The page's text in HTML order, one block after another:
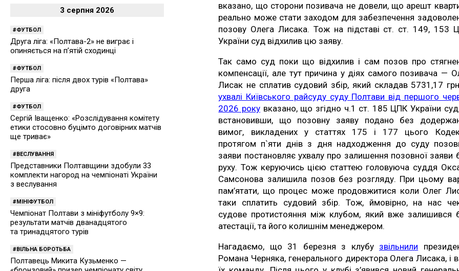
вказано, що сторони позивача не довели, що арешт
реально може стати заходом для забезпечення
позову Олега Лисака. Тож на підставі ст. ст. 149, 153
України суд відхилив цю заяву.
Так само суд поки що відхилив і сам позов про
компенсації, але тут причина у діях самого позивача —
Лисак не сплатив судовий збір, який складав 5731,17
ухвалі Київського райсуду суду Полтави від першого
2026 року вказано, що згідно ч.1 ст. 185 ЦПК України
встановивши, що позовну заяву подано без
вимог, викладених у статтях 175 і 177 цього
протягом п`яти днів з дня надходження до суду
заяви постановляє ухвалу про залишення позовної заяви
руху. Тож керуючись цією статтею головуюча суддя
Самсонова залишила позов без розгляду. При цьому
пам’ятати, що процес може продовжитися коли Олег
таки сплатить судовий збір. Тож, ймовірно, на нас
судове протистояння між клубом, який вже залишився
атестації, та його колишнім менеджером.
Нагадаємо, що 31 березня з клубу звільнили
Романа Черняка, генерального директора Олега Лисака, і
3 серпня 2026
ФУТБОЛ
Друга ліга: «Полтава-2» не виграє і
опиняється на п’ятій сходинці
ФУТБОЛ
Перша ліга: після двох турів «Полтава»
друга
ФУТБОЛ
Сергій Іващенко: «Розслідування комітету
етики стосовно буцімто договірних матчів
ще триває»
ВЕСЛУВАННЯ
Представники Полтавщини здобули 33
комплекти нагород на чемпіонаті України
з веслування
МІНІФУТБОЛ
Чемпіонат Полтави з мініфутболу 9×9:
результати матчів дванадцятого
та тринадцятого турів
ВІЛЬНА БОРОТЬБА
Полтавець Микита Кузьменко —